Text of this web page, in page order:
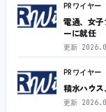
PRワイヤー
電通、女
ーに就任
更新
PRワイヤー
積水ハウ
更新